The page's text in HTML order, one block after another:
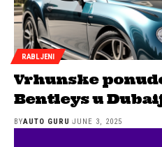
RABLJENI
Vrhunske
Bentleys u
BYAUTO GURU JUNE 3, 2025